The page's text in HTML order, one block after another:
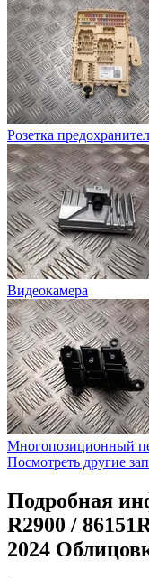
Розетка
Видеокамера
Многопозиционный
Посмотреть другие
Подробная
R2900 /
2024